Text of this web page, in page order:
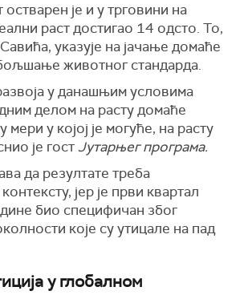
остварен је и у трговини на
раст достигао 14 одсто. То,
указује на јачање домаће
животног стандарда.
у данашњим условима
делом на расту домаће
у којој је могуће, на расту
је гост Јутарњег програма.
да резултате треба
јер је први квартал
био специфичан због
које су утицале на пад
у глобалном